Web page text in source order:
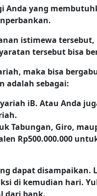
Anda yang
istimewa
tersebut bisa
maka bisa
adalah sebagai:
iB. Atau Anda
Tabungan, Giro,
Rp500.000.000
dapat
di kemudian hari.